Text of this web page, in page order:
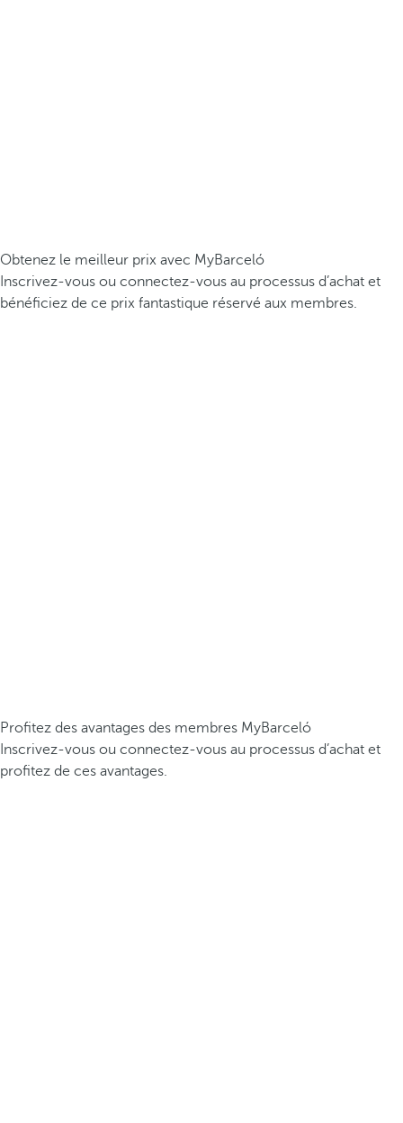
Obtenez le meilleur prix avec MyBarceló
Inscrivez-vous ou connectez-vous au processus d’achat et
bénéficiez de ce prix fantastique réservé aux membres.
Profitez des avantages des membres MyBarceló
Inscrivez-vous ou connectez-vous au processus d’achat et
profitez de ces avantages.